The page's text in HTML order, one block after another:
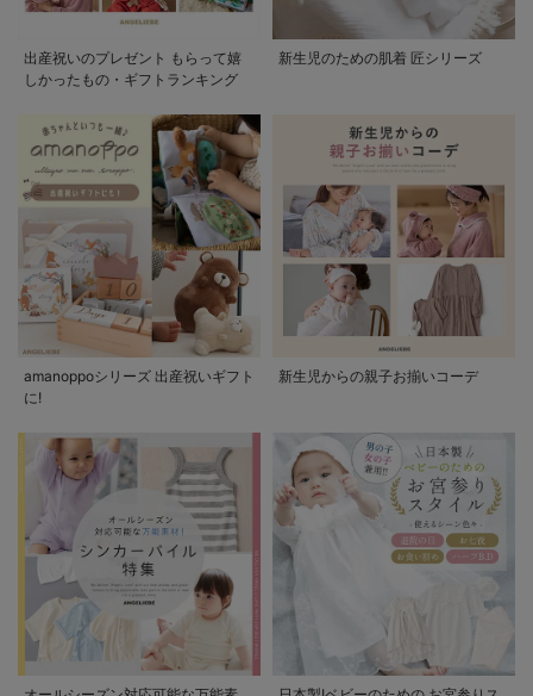
出産祝いのプレゼント もらって嬉
しかったもの・ギフトランキング
新生児のための肌着 匠シリーズ
amanoppoシリーズ 出産祝いギフト
に!
新生児からの親子お揃いコーデ